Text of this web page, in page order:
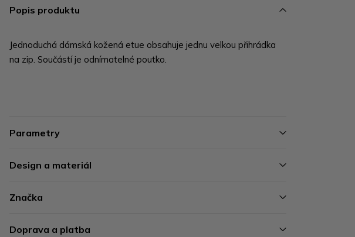
Popis produktu
Jednoduchá dámská kožená etue obsahuje jednu velkou přihrádka
na zip. Součástí je odnímatelné poutko.
Parametry
Design a materiál
Značka
Doprava a platba